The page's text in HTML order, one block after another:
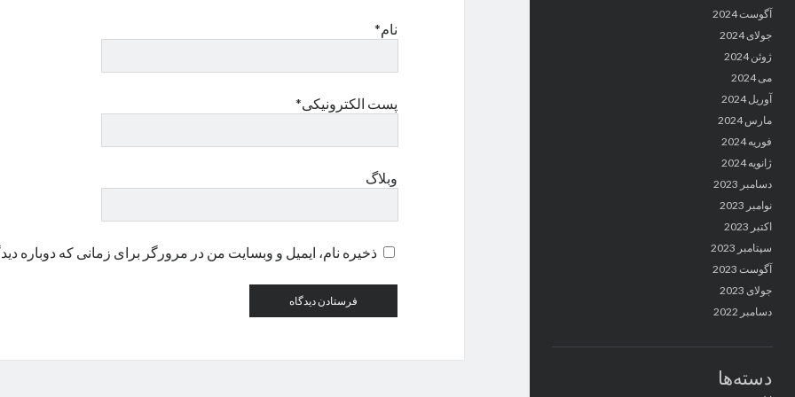
آگوست 2024
جولای 2024
ژوئن 2024
می 2024
آوریل 2024
مارس 2024
فوریه 2024
ژانویه 2024
دسامبر 2023
نوامبر 2023
اکتبر 2023
سپتامبر 2023
آگوست 2023
جولای 2023
دسامبر 2022
دسته‌ها
نام*
پست الکترونیکی*
وبلاگ
ذخیره نام، ایمیل و وبسایت من در مرورگر برای زمانی که دوباره